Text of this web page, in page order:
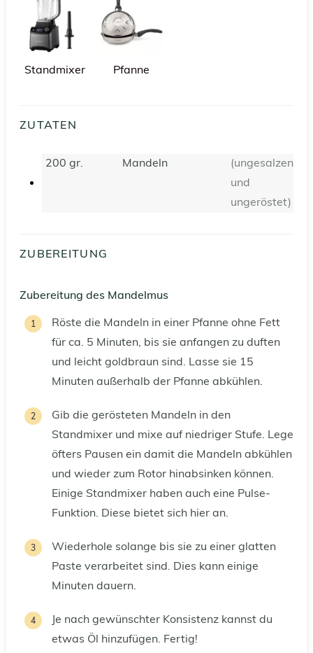
Standmixer Pfanne
ZUTATEN
200 gr. Mandeln
(ungesalzen
und
ungeröstet)
ZUBEREITUNG
Zubereitung des Mandelmus
Röste die Mandeln in einer Pfanne ohne Fett
für ca. 5 Minuten, bis sie anfangen zu duften
und leicht goldbraun sind. Lasse sie 15
Minuten außerhalb der Pfanne abkühlen.
Gib die gerösteten Mandeln in den
Standmixer und mixe auf niedriger Stufe. Lege
öfters Pausen ein damit die Mandeln abkühlen
und wieder zum Rotor hinabsinken können.
Einige Standmixer haben auch eine Pulse-
Funktion. Diese bietet sich hier an.
Wiederhole solange bis sie zu einer glatten
Paste verarbeitet sind. Dies kann einige
Minuten dauern.
Je nach gewünschter Konsistenz kannst du
etwas Öl hinzufügen. Fertig!